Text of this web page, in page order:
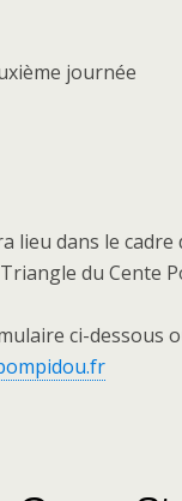
journée
lieu dans le cadre
du Cente
ci-dessous